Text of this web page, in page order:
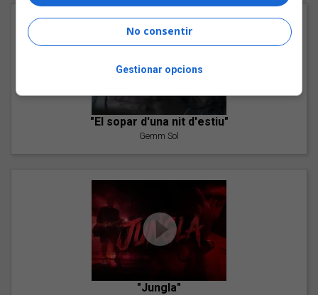
"El sopar d'una nit d'estiu"
Gemm Sol
"Jungla"
No consentir
Gestionar opcions